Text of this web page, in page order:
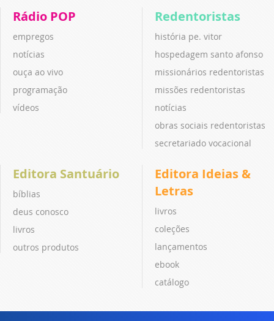
Rádio POP
empregos
notícias
ouça ao vivo
programação
vídeos
Redentoristas
história pe. vitor
hospedagem santo afonso
missionários redentoristas
missões redentoristas
notícias
obras sociais redentoristas
secretariado vocacional
Editora Santuário
bíblias
deus conosco
livros
outros produtos
Editora Ideias &
Letras
livros
coleções
lançamentos
ebook
catálogo